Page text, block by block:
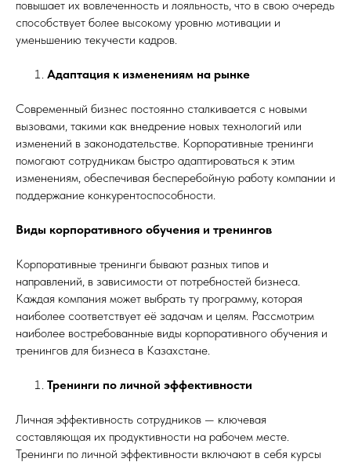
повышает их вовлеченность и лояльность, что в свою очередь
способствует более высокому уровню мотивации и
уменьшению текучести кадров.
Адаптация к изменениям на рынке
Современный бизнес постоянно сталкивается с новыми
вызовами, такими как внедрение новых технологий или
изменений в законодательстве. Корпоративные тренинги
помогают сотрудникам быстро адаптироваться к этим
изменениям, обеспечивая бесперебойную работу компании и
поддержание конкурентоспособности.
Виды корпоративного обучения и тренингов
Корпоративные тренинги бывают разных типов и
направлений, в зависимости от потребностей бизнеса.
Каждая компания может выбрать ту программу, которая
наиболее соответствует её задачам и целям. Рассмотрим
наиболее востребованные виды корпоративного обучения и
тренингов для бизнеса в Казахстане.
Тренинги по личной эффективности
Личная эффективность сотрудников — ключевая
составляющая их продуктивности на рабочем месте.
Тренинги по личной эффективности включают в себя курсы